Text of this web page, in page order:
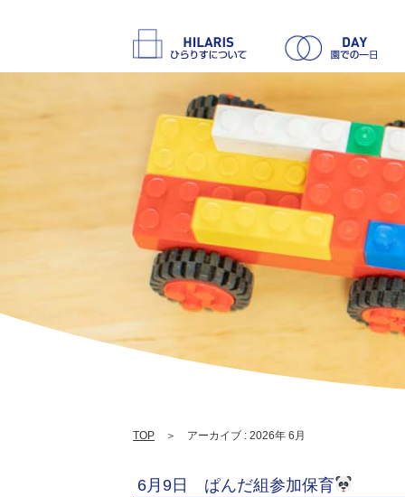
TOP ＞ アーカイブ : 2026年 6月
6月9日 ぱんだ組参加保育